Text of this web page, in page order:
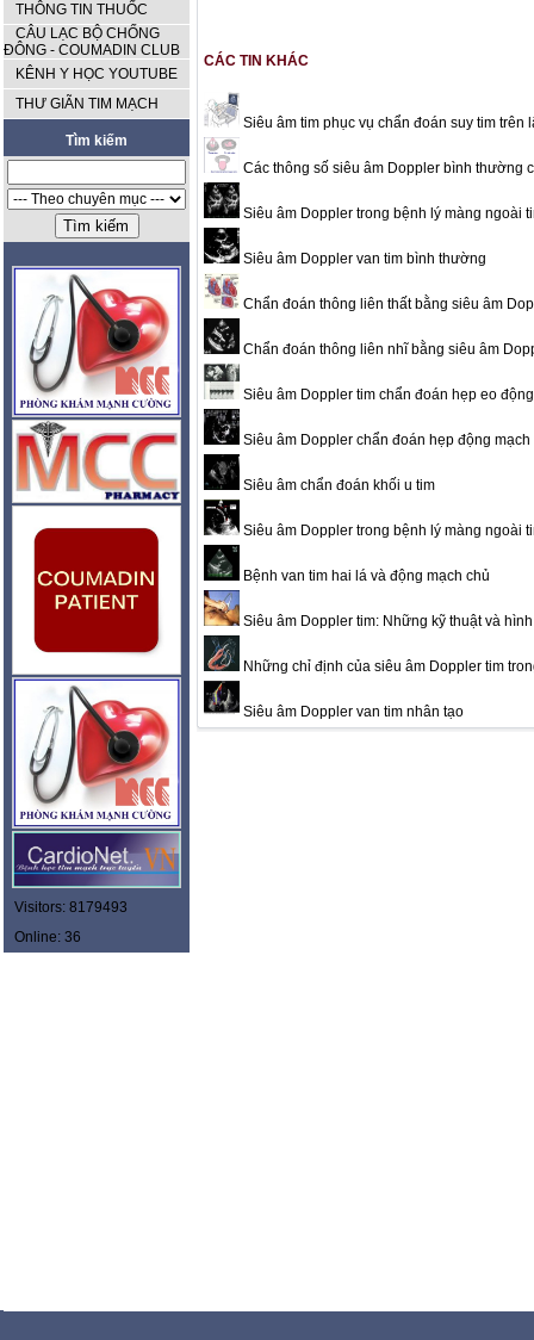
THÔNG TIN THUỐC
CÂU LẠC BỘ CHỐNG
ĐÔNG - COUMADIN CLUB
KÊNH Y HỌC YOUTUBE
THƯ GIÃN TIM MẠCH
Tìm kiếm
Visitors: 8179493
Online: 36
CÁC TIN KHÁC
Siêu âm tim phục vụ chẩn đoán suy tim trên
Các thông số siêu âm Doppler bình thường
Siêu âm Doppler trong bệnh lý màng ngoài
Siêu âm Doppler van tim bình thường
Chẩn đoán thông liên thất bằng siêu âm
Chẩn đoán thông liên nhĩ bằng siêu âm
Siêu âm Doppler tim chẩn đoán hẹp eo
Siêu âm Doppler chẩn đoán hẹp động mạch
Siêu âm chẩn đoán khối u tim
Siêu âm Doppler trong bệnh lý màng ngoài
Bệnh van tim hai lá và động mạch chủ
Siêu âm Doppler tim: Những kỹ thuật và
Những chỉ định của siêu âm Doppler tim
Siêu âm Doppler van tim nhân tạo